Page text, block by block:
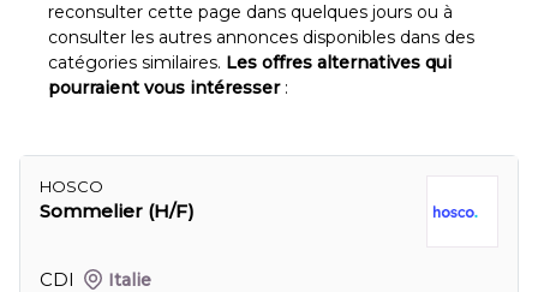
reconsulter cette page dans quelques jours ou à
consulter les autres annonces disponibles dans des
catégories similaires. Les offres alternatives qui
pourraient vous intéresser:
HOSCO
Sommelier (H/F)
CDI Italie